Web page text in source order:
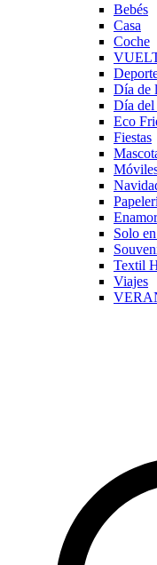
Bebés
Casa
Coche
Día de
Día del
Eco
Fiestas
Solo
Textil
Viajes